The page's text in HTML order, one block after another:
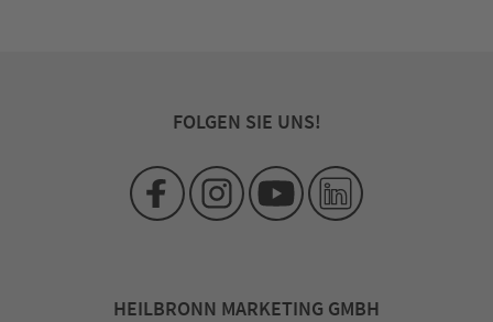
FOLGEN SIE UNS!
HEILBRONN MARKETING GMBH